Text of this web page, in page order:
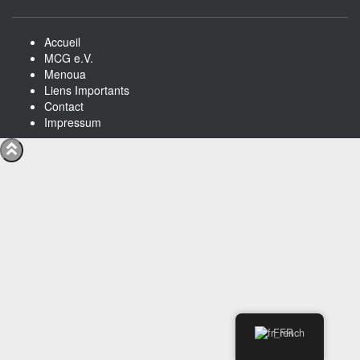
Accueil
MCG e.V.
Menoua
Liens Importants
Contact
Impressum
French